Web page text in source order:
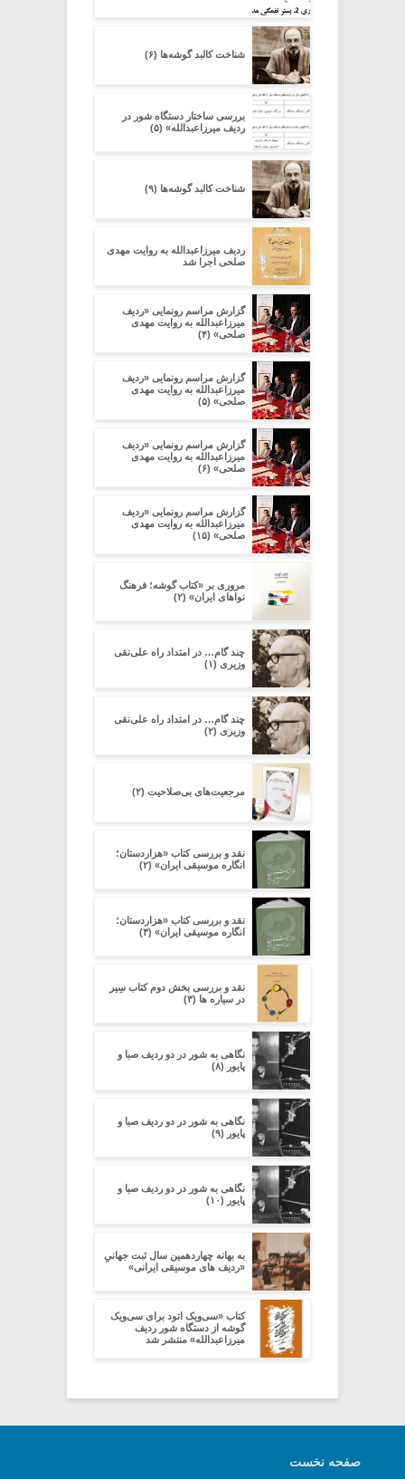
شناخت کالبد گوشه‌ها (۶)
بررسی ساختار دستگاه شور در
ردیف میرزاعبدالله» (۵)
شناخت کالبد گوشه‌ها (۹)
ردیف میرزاعبدالله به روایت مهدی
صلحی اجرا شد
گزارش مراسم رونمایی «ردیف
میرزاعبدالله به روایت مهدی
صلحی» (۴)
گزارش مراسم رونمایی «ردیف
میرزاعبدالله به روایت مهدی
صلحی» (۵)
گزارش مراسم رونمایی «ردیف
میرزاعبدالله به روایت مهدی
صلحی» (۶)
گزارش مراسم رونمایی «ردیف
میرزاعبدالله به روایت مهدی
صلحی» (۱۵)
مروری بر «کتاب گوشه؛ فرهنگ
نواهای ایران» (۲)
چند گام… در امتداد راه علی‌نقی
وزیری (۱)
چند گام… در امتداد راه علی‌نقی
وزیری (۲)
مرجعیت‌های بی‌صلاحیت (۲)
نقد و بررسی کتاب «هزاردستان؛
انگاره موسیقی ایران» (۲)
نقد و بررسی کتاب «هزاردستان؛
انگاره موسیقی ایران» (۳)
نقد و بررسی بخش دوم کتاب سِیر
در سیاره ­ها (۳)
نگاهی به شور در دو ردیف صبا و
پایور (۸)
نگاهی به شور در دو ردیف صبا و
پایور (۹)
نگاهی به شور در دو ردیف صبا و
پایور (۱۰)
به بهانه چهاردهمین سال ثبت جهانیِِ
«ردیف های موسیقی ایرانی»
کتاب «سی‌ویک اتود برای سی‌ویک
گوشه از دستگاه شور ردیف
میرزاعبدالله» منتشر شد
صفحه نخست